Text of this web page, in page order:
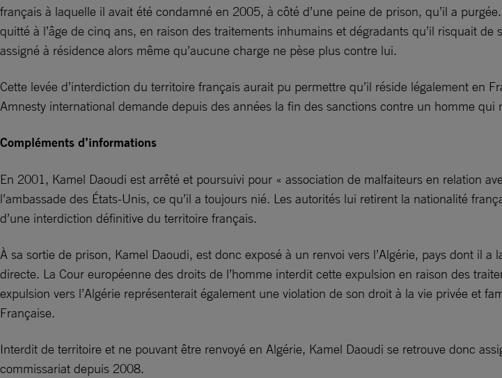
français à laquelle il avait été condamné en 2005, à côté d’une peine de prison, qu’il a
quitté à l’âge de cinq ans, en raison des traitements inhumains et dégradants qu’il risquait
assigné à résidence alors même qu’aucune charge ne pèse plus contre lui.
Cette levée d’interdiction du territoire français aurait pu permettre qu’il réside légalement en
Amnesty international demande depuis des années la fin des sanctions contre un homme
Compléments d’informations
En 2001, Kamel Daoudi est arrêté et poursuivi pour « association de malfaiteurs en relation
l’ambassade des États-Unis, ce qu’il a toujours nié. Les autorités lui retirent la nationalité
d’une interdiction définitive du territoire français.
À sa sortie de prison, Kamel Daoudi, est donc exposé à un renvoi vers l’Algérie, pays dont il
directe. La Cour européenne des droits de l’homme interdit cette expulsion en raison des
expulsion vers l’Algérie représenterait également une violation de son droit à la vie privée et
Française.
Interdit de territoire et ne pouvant être renvoyé en Algérie, Kamel Daoudi se retrouve donc
commissariat depuis 2008.